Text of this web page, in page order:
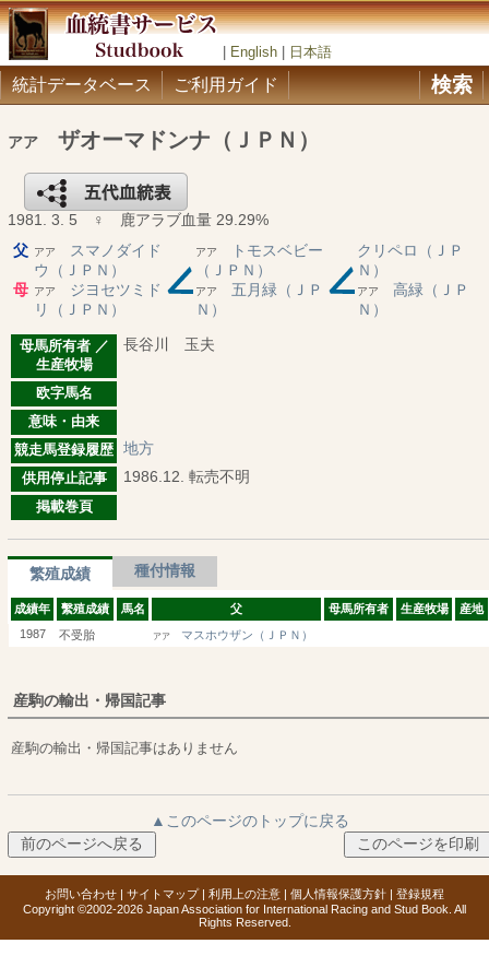
English 日本語
統計データベース ご利用ガイド 検索
アア ザオーマドンナ（ＪＰＮ）
1981. 3. 5 ♀ 鹿アラブ血量 29.29%
父 アア
スマノダイド
ウ（ＪＰＮ）
アア
トモスベビー
（ＪＰＮ）
クリペロ（ＪＰ
Ｎ）
母 アア ジヨセツミド
リ（ＪＰＮ）
アア 五月緑（ＪＰ
Ｎ）
アア 高緑（ＪＰ
Ｎ）
母馬所有者 ／
生産牧場
長谷川 玉夫
欧字馬名
意味・由来
競走馬登録履歴
地方
供用停止記事 1986.12. 転売不明
掲載巻頁
繁殖成績 種付情報
成績年 繫殖成績 馬名 父 母馬所有者 生産牧場
産地
1987
不受胎 アア マスホウザン（ＪＰＮ）
産駒の輸出・帰国記事
産駒の輸出・帰国記事はありません
▲このページのトップに戻る
お問い合わせ | サイトマップ| 利用上の注意 | 個人情報保護方針 | 登録規程
Copyright ©2002-2026 Japan Association for International Racing and Stud Book. All
Rights Reserved.